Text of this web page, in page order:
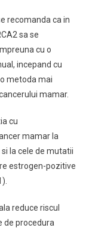
recomanda ca in
sa se
cu o
incepand cu
metoda mai
mamar.
cu
mamar la
la cele de mutatii
estrogen-pozitive
reduce riscul
de procedura